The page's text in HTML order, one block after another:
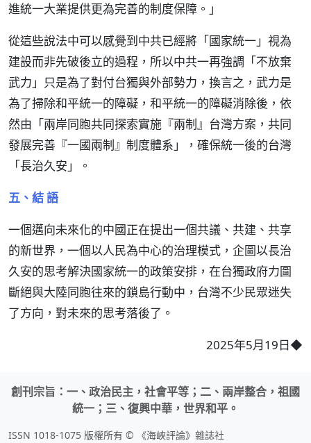
進統一大業提供更為完善的制度保障。」
從這些說法中可以感覺到中共已經將「國家統一」視為
建設而非先破後立的過程，所以中共一再強調「不放棄
武力」只是為了對付台獨與外部勢力，換言之，武力是
為了掃除和平統一的障礙，和平統一的障礙消除後，依
然由「兩岸同胞共同探索實施『兩制』台灣方案，共同
發展完善『一國兩制』制度體系」，確保統一後的台灣
「長治久安」。
五、結 語
一個邁向未來化的中國正在提出一個共議、共建、共享
的新世界，一個以人民為中心的治理模式，企圖以長治
久安的思考解決國家統一的政策安排，在台獨政府力圖
斷絕與大陸同胞往來的鎖島行動中，台灣不少民眾迷失
了方向，對未來的思考落後了。
2025年5月19日◆
創刊宗旨：一、政治民主，社會平等；二、兩岸整合，祖國
統一；三、復興中華，世界和平。
ISSN 1018-1075 版權所有 © 《海峽評論》雜誌社